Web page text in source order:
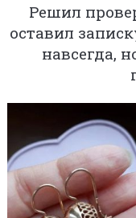
Решил
оставил
навсегда,